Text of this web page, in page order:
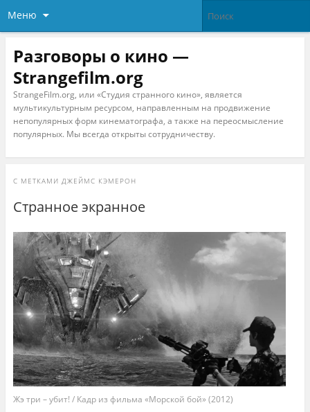
Меню
Разговоры о кино —
Strangefilm.org
StrangeFilm.org, или «Студия странного кино», является
мультикультурным ресурсом, направленным на продвижение
непопулярных форм кинематографа, а также на переосмысление
популярных. Мы всегда открыты сотрудничеству.
С МЕТКАМИ ДЖЕЙМС КЭМЕРОН
Странное экранное
Жэ три – убит! / Кадр из фильма «Морской бой» (2012)